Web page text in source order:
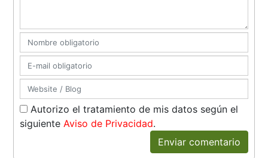
Autorizo el tratamiento de mis datos según el
siguienteAviso de Privacidad.
Enviar comentario